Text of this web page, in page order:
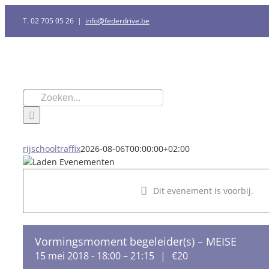
inhoud
T. 02 705 05 26 | info@federdrive.be
Zoeken
naar:
rijschooltraffix2026-08-06T00:00:00+02:00
Dit evenement is voorbij.
Vormingsmoment begeleider(s) – MEISE
15 mei 2018 - 18:00–21:15 | €20